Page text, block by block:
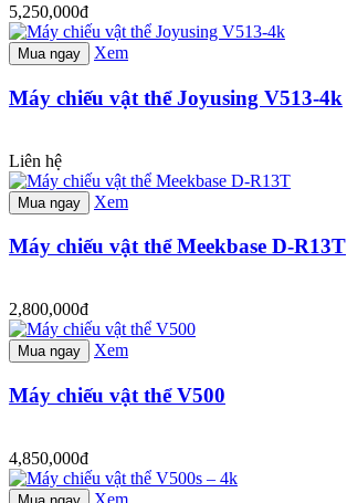
5,250,000đ
Mua ngay Xem
Máy chiếu vật thể Joyusing V513-4k
Liên hệ
Mua ngay Xem
Máy chiếu vật thể Meekbase D-R13T
2,800,000đ
Mua ngay Xem
Máy chiếu vật thể V500
4,850,000đ
Xem